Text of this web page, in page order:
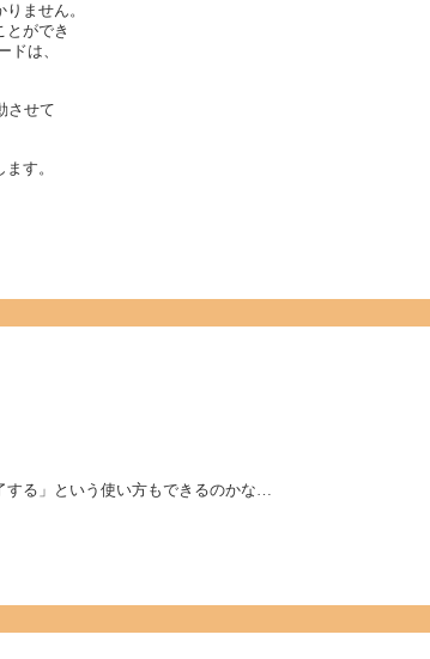
ません。
とができ
ドは、
させて
す。
する」という使い方もできるのかな…